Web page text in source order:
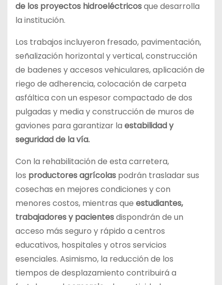
de los proyectos hidroeléctricosque desarrolla
la institución.
Los trabajos incluyeron fresado, pavimentación,
señalización horizontal y vertical, construcción
de badenes y accesos vehiculares, aplicación de
riego de adherencia, colocación de carpeta
asfáltica con un espesor compactado de dos
pulgadas y media y construcción de muros de
gaviones para garantizar la estabilidad y
seguridad de la vía.
Con la rehabilitación de esta carretera,
los productores agrícolas podrán trasladar sus
cosechas en mejores condiciones y con
menores costos, mientras que estudiantes,
trabajadores y pacientesdispondrán de un
acceso más seguro y rápido a centros
educativos, hospitales y otros servicios
esenciales. Asimismo, la reducción de los
tiempos de desplazamiento contribuirá a